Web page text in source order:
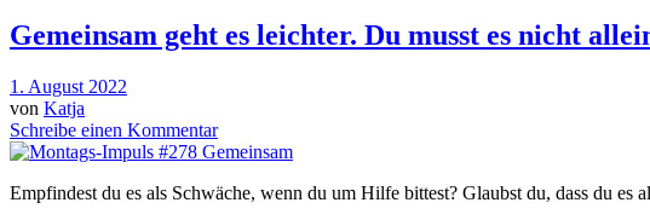
Gemeinsam geht es leichter. Du musst es nicht
1. August 2022
von Katja
Schreibe einen Kommentar
Empfindest du es als Schwäche, wenn du um Hilfe bittest? Glaubst du, dass du